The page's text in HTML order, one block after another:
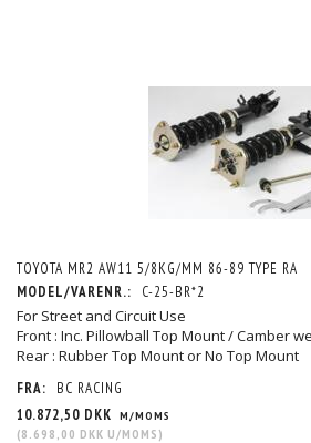
TOYOTA MR2 AW11 5/8KG/MM 86-89 TYPE RA
MODEL/VARENR.:
C-25-BR*2
For Street and Circuit Use
Front : Inc. Pillowball Top Mount / Camber
Rear : Rubber Top Mount or No Top Mount
FRA:
BC RACING
10.872,50 DKK M/MOMS
(8.698,00 DKK U/MOMS )